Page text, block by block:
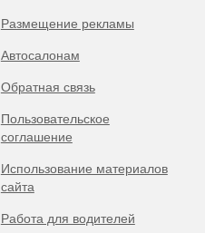
Размещение рекламы
Автосалонам
Обратная связь
Пользовательское
соглашение
Использование материалов
сайта
Работа для водителей